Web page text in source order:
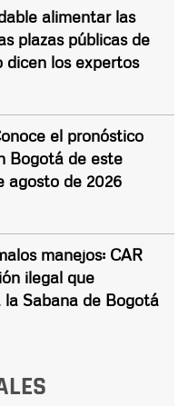
alimentar las
plazas públicas de
dicen los expertos
el pronóstico
Bogotá de este
agosto de 2026
manejos: CAR
ilegal que
Sabana de Bogotá